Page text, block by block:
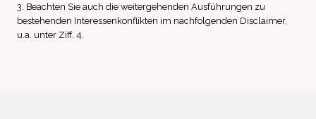
3. Beachten Sie auch die weitergehenden Ausführungen zu
bestehenden Interessenkonflikten im nachfolgenden Disclaimer,
u.a. unter Ziff. 4.